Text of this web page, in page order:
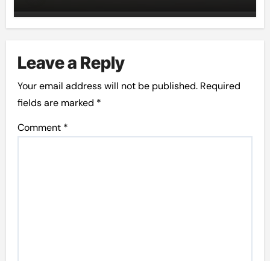
Leave a Reply
Your email address will not be published. Required
fields are marked *
Comment *